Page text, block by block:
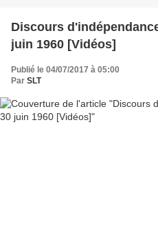
Discours
juin 1960 [Vidéos]
Publié le 04/07/2017 à 05:00
Par SLT